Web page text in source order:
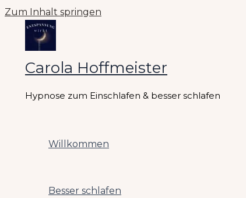
Zum Inhalt springen
Carola Hoffmeister
Hypnose zum Einschlafen & besser schlafen
Willkommen
Besser schlafen